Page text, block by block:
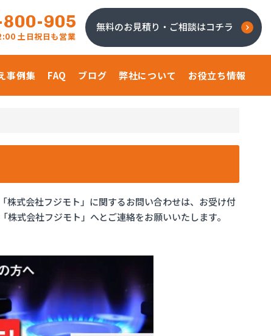
905
土日祝日も営業
無料のお見積り・ご相談はコチラ
事例集 FAQ ブログ 弊社について お役立ち情報
式会社フジモト」に関するお問い合わせは、お受け付
式会社フジモト」へとご連絡をお願いいたします。